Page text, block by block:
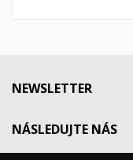
NEWSLETTER
NÁSLEDUJTE NÁS